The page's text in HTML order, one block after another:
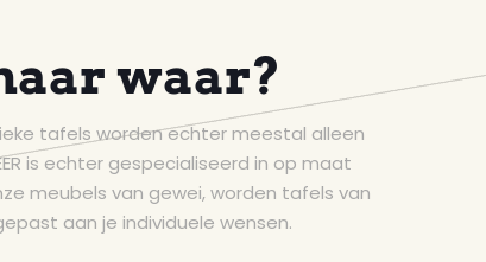
waar?
tafels worden echter meestal alleen
is echter gespecialiseerd in op maat
meubels van gewei, worden tafels van
aan je individuele wensen.